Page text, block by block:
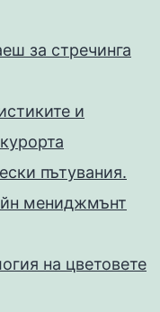
за стречинга
и
пътувания.
мениджмънт
на цветовете